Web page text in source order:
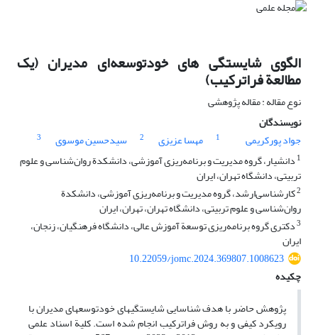
الگوی شایستگی‏ های خودتوسعه‌‌‌ای مدیران (یک
مطالعة فراترکیب)
نوع مقاله : مقاله پژوهشی
نویسندگان
جواد پورکریمی
1 مهسا عزیزی 2 سیدحسین موسوی
3
1 دانشیار، گروه مدیریت و برنامه‌ریزی آموزشی، دانشکدة روان‌شناسی و علوم
تربیتی، دانشگاه تهران، ایران
2کارشناسی‌ارشد، گروه مدیریت و برنامه‌ریزی آموزشی، دانشکدة
روان‌شناسی و علوم تربیتی، دانشگاه تهران، تهران، ایران
3دکتری گروه برنامه‌ریزی توسعة آموزش عالی، دانشگاه فرهنگیان، زنجان،
ایران
10.22059/jomc.2024.369807.1008623
چکیده
پژوهش حاضر با هدف شناسایی شایستگی‎های خودتوسعه‎ای مدیران با
رویکرد کیفی و به روش فراترکیب انجام شده است. کلیة اسناد علمی